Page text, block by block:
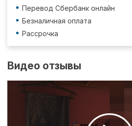
Перевод Сбербанк онлайн
Безналичная оплата
Рассрочка
Видео отзывы